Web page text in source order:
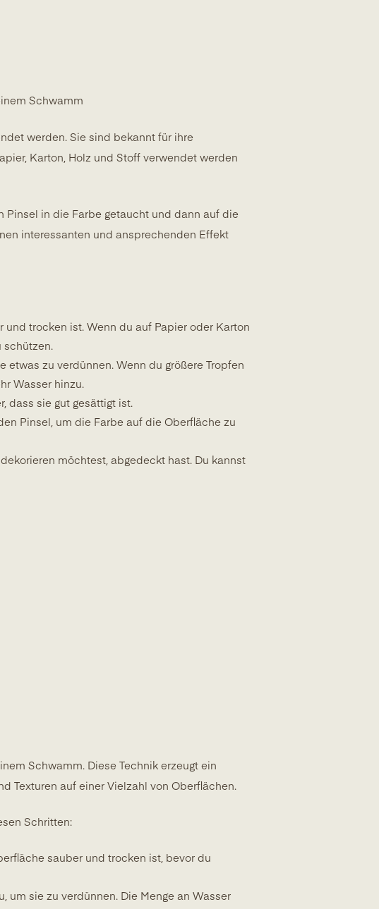
Schwamm
werden. Sie sind bekannt für ihre
Karton, Holz und Stoff verwendet werden
Pinsel in die Farbe getaucht und dann auf die
interessanten und ansprechenden Effekt
trocken ist. Wenn du auf Papier oder Karton
schützen.
etwas zu verdünnen. Wenn du größere Tropfen
Wasser hinzu.
dass sie gut gesättigt ist.
Pinsel, um die Farbe auf die Oberfläche zu
möchtest, abgedeckt hast. Du kannst
Schwamm. Diese Technik erzeugt ein
Texturen auf einer Vielzahl von Oberflächen.
Schritten:
sauber und trocken ist, bevor du
um sie zu verdünnen. Die Menge an Wasser